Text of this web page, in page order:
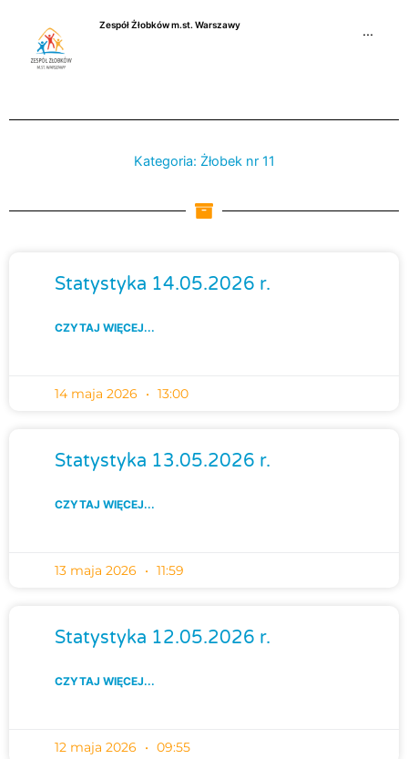
Zespół Żłobków m.st. Warszawy
···
Kategoria: Żłobek nr 11
Statystyka 14.05.2026 r.
CZYTAJ WIĘCEJ...
14 maja 2026 13:00
Statystyka 13.05.2026 r.
CZYTAJ WIĘCEJ...
13 maja 2026 11:59
Statystyka 12.05.2026 r.
CZYTAJ WIĘCEJ...
12 maja 2026 09:55